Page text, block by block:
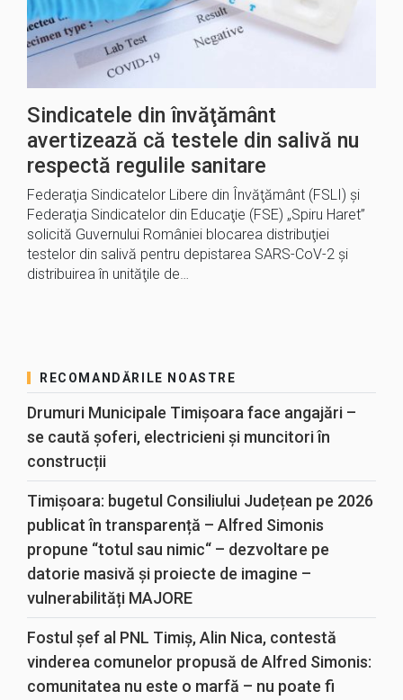
Sindicatele din învăţământ
avertizează că testele din salivă nu
respectă regulile sanitare
Federaţia Sindicatelor Libere din Învăţământ (FSLI) şi
Federaţia Sindicatelor din Educaţie (FSE) „Spiru Haret”
solicită Guvernului României blocarea distribuţiei
testelor din salivă pentru depistarea SARS-CoV-2 şi
distribuirea în unităţile de…
RECOMANDĂRILE NOASTRE
Drumuri Municipale Timișoara face angajări –
se caută șoferi, electricieni și muncitori în
construcții
Timișoara: bugetul Consiliului Județean pe 2026
publicat în transparență – Alfred Simonis
propune “totul sau nimic“ – dezvoltare pe
datorie masivă și proiecte de imagine –
vulnerabilități MAJORE
Fostul șef al PNL Timiș, Alin Nica, contestă
vinderea comunelor propusă de Alfred Simonis:
comunitatea nu este o marfă – nu poate fi